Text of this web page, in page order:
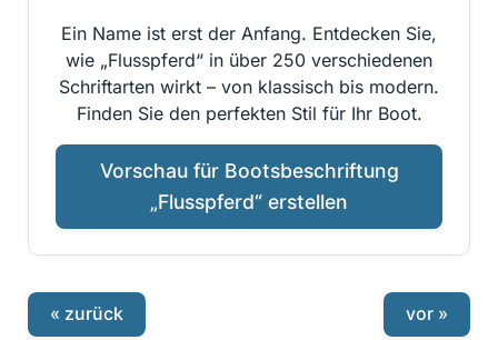
Ein Name ist erst der Anfang. Entdecken Sie,
wie „Flusspferd“ in über 250 verschiedenen
Schriftarten wirkt – von klassisch bis modern.
Finden Sie den perfekten Stil für Ihr Boot.
Vorschau für Bootsbeschriftung
„Flusspferd“ erstellen
« zurück vor »